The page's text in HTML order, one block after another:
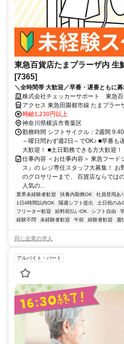
東急百貨店たまプラーザ内 生
[7365]
＼全時間帯 大歓迎／早番・遅番ともに
タイム・WワークもOKです！学校や家
務できる方は特に歓迎♪
株式会社チェッカーサポート 東急
アクセス 東急田園都市線 たまプラー
ーライン あざみ野3番口徒歩約20分
徒歩約20分
時給1,230円以上
神奈川県横浜市青葉区
勤務時間 シフトサイクル：2週間
～曜日問わず週2日～でOK♪ ■早番も
大歓迎！ ■土日勤務できる方大歓迎
仕事内容 ＜お仕事内容＞ 東急フード
ス』の レジ専任スタッフ大募集！ お
のグロサリーまで、 百貨店ならでは
人気の...
業界未経験者歓迎 扶養内勤務OK 社員登用あ
1日4時間以内OK
隔週シフト提出 土日祝のみ
フリーター歓迎
給料前払いOK シフト自由
経験不問
未経験者歓迎 午前 経験者歓迎 週
同じ企業の求人
アルバイト・パート